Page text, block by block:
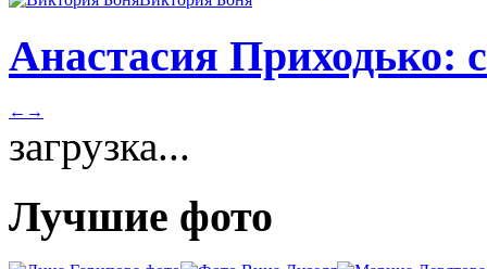
Анастасия Приходько:
← →
загрузка...
Лучшие фото